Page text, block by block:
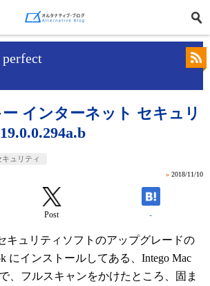
インターネット セキュリ
キュリティ
» 2018/11/10
Post -
キュリティソフトのアップグレードの
にインストールしてある、Intego Mac
、フルスキャンをかけたところ、固ま